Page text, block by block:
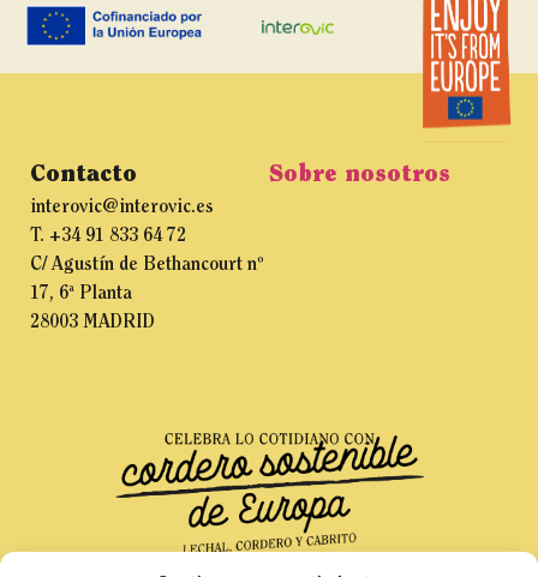
Contacto
interovic@interovic.es
T. +34 91 833 64 72
C/ Agustín de Bethancourt nº
17, 6ª Planta
28003 MADRID
Sobre nosotros